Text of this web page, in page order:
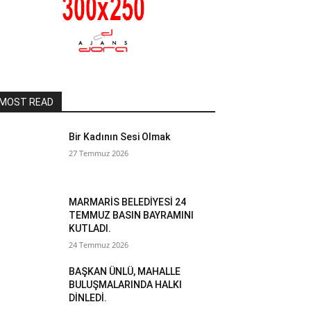
READ
Bir Kadının Sesi Olmak
27 Temmuz 2026
MARMARİS BELEDİYESİ 24
TEMMUZ BASIN BAYRAMINI
KUTLADI.
24 Temmuz 2026
BAŞKAN ÜNLÜ, MAHALLE
BULUŞMALARINDA HALKI
DİNLEDİ.